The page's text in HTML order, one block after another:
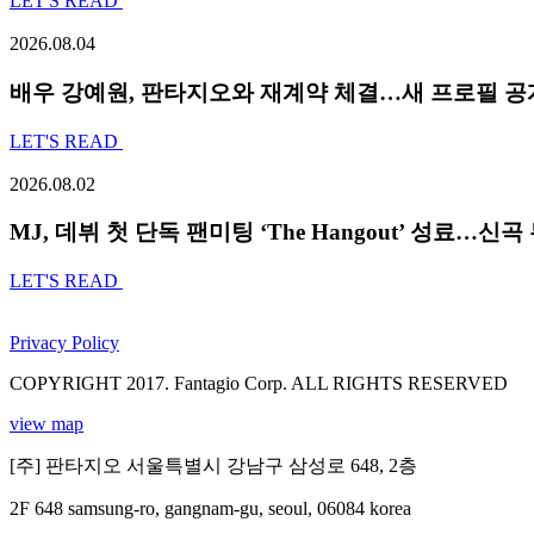
2026.08.04
배우 강예원, 판타지오와 재계약 체결…새 프로필 공
LET'S READ
2026.08.02
MJ, 데뷔 첫 단독 팬미팅 ‘The Hangout’ 성료…신곡
LET'S READ
Privacy Policy
COPYRIGHT 2017. Fantagio Corp. ALL RIGHTS RESERVED
view map
[주] 판타지오 서울특별시 강남구 삼성로 648, 2층
2F 648 samsung-ro, gangnam-gu, seoul, 06084 korea